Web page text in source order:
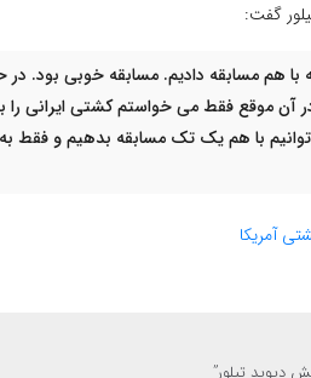
گفت:
با هم مسابقه دادیم. مسابقه خوبی بود.
آن موقع فقط می خواستم کشتی ایرانی را
با هم یک تک مسابقه بدهیم و فقط به
آمریکا
دیوید تیلور”
با برتری مقابل
ویدیو؛ پیروزی